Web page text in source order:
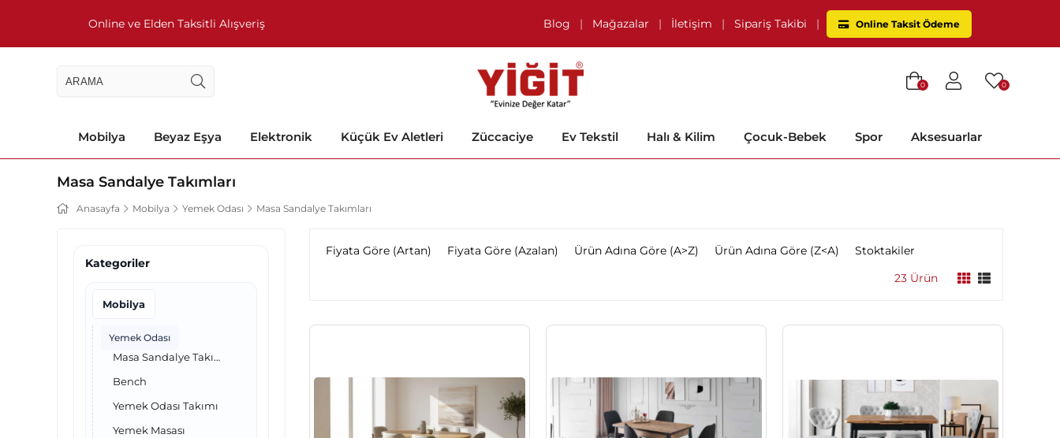
Online ve Elden Taksitli Alışveriş Blog | Mağazalar | İletişim | Sipariş Takibi | Online Taksit Ödeme
0
0
Mobilya Beyaz Eşya Elektronik Küçük Ev Aletleri Züccaciye Ev Tekstil Halı & Kilim Çocuk-Bebek Spor Aksesuarlar
Masa Sandalye Takımları
Anasayfa Mobilya Yemek Odası Masa Sandalye Takımları
Kategoriler
Mobilya
Yemek Odası
Masa Sandalye Takımları
Bench
Yemek Odası Takımı
Yemek Masası
Fiyata Göre (Artan) Fiyata Göre (Azalan) Ürün Adına Göre (A>Z) Ürün Adına Göre (Z<A)
Stoktakiler
23 Ürün